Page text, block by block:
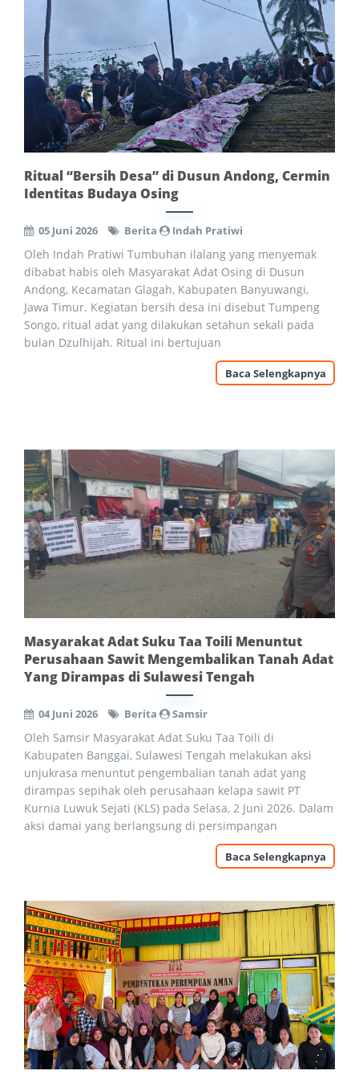
Ritual “Bersih Desa” di Dusun Andong, Cermin
Identitas Budaya Osing
05 Juni 2026 Berita Indah Pratiwi
Oleh Indah Pratiwi Tumbuhan ilalang yang menyemak
dibabat habis oleh Masyarakat Adat Osing di Dusun
Andong, Kecamatan Glagah, Kabupaten Banyuwangi,
Jawa Timur. Kegiatan bersih desa ini disebut Tumpeng
Songo, ritual adat yang dilakukan setahun sekali pada
bulan Dzulhijah. Ritual ini bertujuan
Baca Selengkapnya
Masyarakat Adat Suku Taa Toili Menuntut
Perusahaan Sawit Mengembalikan Tanah Adat
Yang Dirampas di Sulawesi Tengah
04 Juni 2026 Berita Samsir
Oleh Samsir Masyarakat Adat Suku Taa Toili di
Kabupaten Banggai, Sulawesi Tengah melakukan aksi
unjukrasa menuntut pengembalian tanah adat yang
dirampas sepihak oleh perusahaan kelapa sawit PT
Kurnia Luwuk Sejati (KLS) pada Selasa, 2 Juni 2026. Dalam
aksi damai yang berlangsung di persimpangan
Baca Selengkapnya